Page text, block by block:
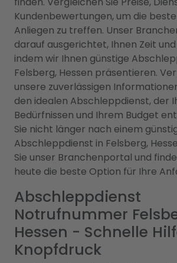
Kundenbewertungen, um die
Anliegen zu treffen. Unser
darauf ausgerichtet, Ihnen Zeit
indem wir Ihnen günstige
Felsberg, Hessen präsentieren.
unsere zuverlässigen
den idealen Abschleppdienst, der
Bedürfnissen und Ihrem Budget
Sie nicht länger nach einem
Abschleppdienst in Felsberg,
Sie unser Branchenportal und
heute die beste Option für Ihre
Abschleppdienst
Notrufnummer
Hessen - Schnelle
Knopfdruck